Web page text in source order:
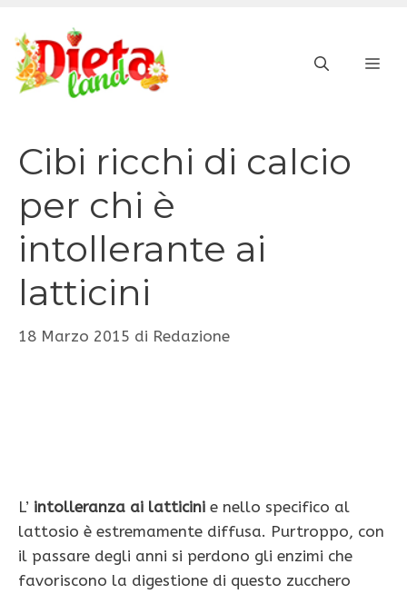
contenuto
Cibi ricchi di calcio
per chi è
intollerante ai
latticini
18 Marzo 2015 di Redazione
L’ intolleranza ai latticini e nello specifico al
lattosio è estremamente diffusa. Purtroppo, con
il passare degli anni si perdono gli enzimi che
favoriscono la digestione di questo zucchero